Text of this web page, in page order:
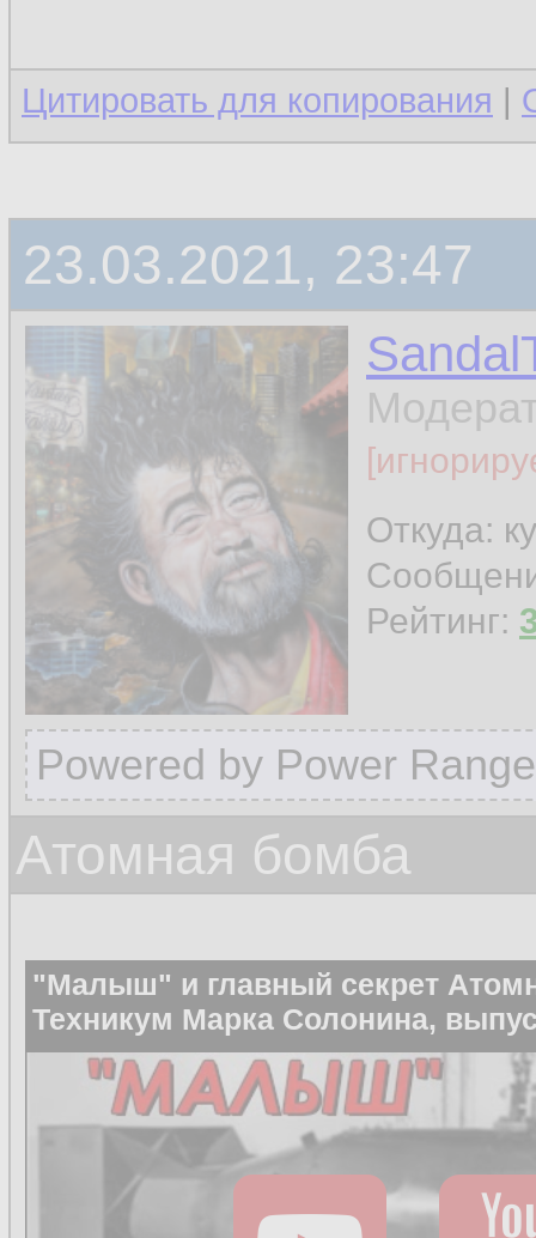
Цитировать для копирования |
23.03.2021, 23:47
Откуда:
Рейтинг:
Powered by Power
Атомная бомба
"Малыш" и главный секрет
Техникум Марка Солонина,